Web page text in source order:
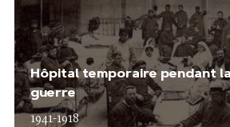
Hôpital temporaire pendant
guerre
1941-1918